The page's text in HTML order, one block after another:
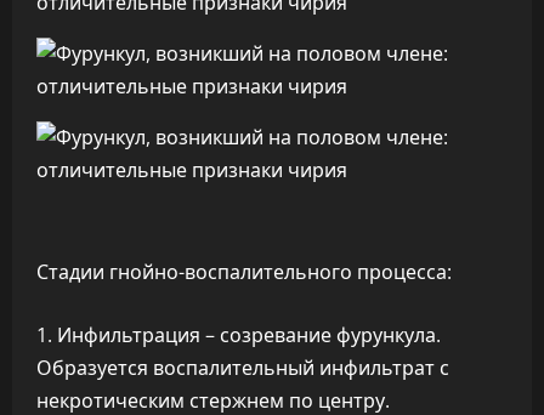
Стадии гнойно-воспалительного процесса:
Инфильтрация – созревание фурункула.
Образуется воспалительный инфильтрат с
некротическим стержнем по центру.